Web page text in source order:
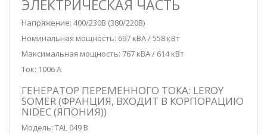
ЭЛЕКТРИЧЕСКАЯ ЧАСТЬ
Напряжение: 400/230В (380/220В)
Номинальная мощность: 697 кВА / 558 кВт
Максимальная мощность: 767 кВА / 614 кВт
Ток: 1006 А
ГЕНЕРАТОР ПЕРЕМЕННОГО ТОКА: LEROY
SOMER (ФРАНЦИЯ, ВХОДИТ В КОРПОРАЦИЮ
NIDEC (ЯПОНИЯ))
Модель: TAL 049 B